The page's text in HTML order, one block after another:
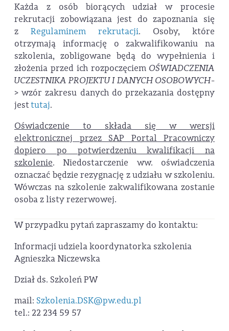
Każda z osób biorących udział w procesie
rekrutacji zobowiązana jest do zapoznania się
z Regulaminem rekrutacji. Osoby, które
otrzymają informację o zakwalifikowaniu na
szkolenia, zobligowane będą do wypełnienia i
złożenia przed ich rozpoczęciem OŚWIADCZENIA
UCZESTNIKA PROJEKTU I DANYCH OSOBOWYCH-
> wzór zakresu danych do przekazania dostępny
jesttutaj.
Oświadczenie to składa się w wersji
elektronicznej przez SAP Portal Pracowniczy
dopiero po potwierdzeniu kwalifikacji na
szkolenie. Niedostarczenie ww. oświadczenia
oznaczać będzie rezygnację z udziału w szkoleniu.
Wówczas na szkolenie zakwalifikowana zostanie
osoba z listy rezerwowej.
W przypadku pytań zapraszamy do kontaktu:
Informacji udziela koordynatorka szkolenia
Agnieszka Niczewska
Dział ds. Szkoleń PW
mail: Szkolenia.DSK@pw.edu.pl
tel.: 22 234 59 57